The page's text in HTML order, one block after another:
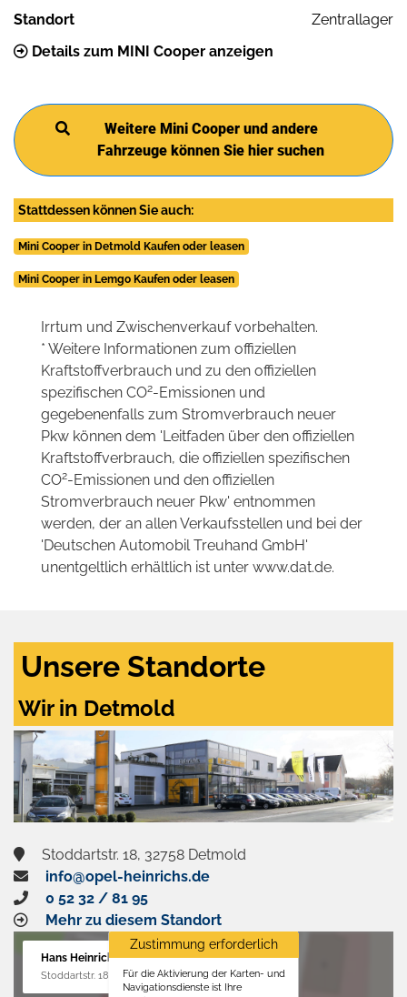
Standort
Zentrallager
Details zum MINI Cooper anzeigen
Weitere Mini Cooper und andere
Fahrzeuge können Sie hier suchen
Stattdessen können Sie auch:
Mini Cooper in Detmold Kaufen oder leasen
Mini Cooper in Lemgo Kaufen oder leasen
Irrtum und Zwischenverkauf vorbehalten.
* Weitere Informationen zum offiziellen
Kraftstoffverbrauch und zu den offiziellen
spezifischen CO2-Emissionen und
gegebenenfalls zum Stromverbrauch neuer
Pkw können dem 'Leitfaden über den offiziellen
Kraftstoffverbrauch, die offiziellen spezifischen
CO2-Emissionen und den offiziellen
Stromverbrauch neuer Pkw' entnommen
werden, der an allen Verkaufsstellen und bei der
'Deutschen Automobil Treuhand GmbH'
unentgeltlich erhältlich ist unter www.dat.de.
Unsere Standorte
Wir in Detmold
Stoddartstr. 18, 32758 Detmold
info@opel-heinrichs.de
0 52 32 / 81 95
Mehr zu diesem Standort
Hans Heinrichs GmbH
Stoddartstr. 18, 32758 Detmold
Zustimmung erforderlich
Für die Aktivierung der Karten- und
Navigationsdienste ist Ihre